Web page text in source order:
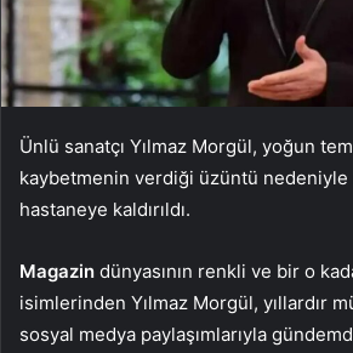
Ünlü sanatçı Yılmaz Morgül, yoğun
kaybetmenin verdiği üzüntü nedeniyle
hastaneye kaldırıldı.
Magazin dünyasının renkli ve bir o
isimlerinden Yılmaz Morgül, yıllardır
sosyal medya paylaşımlarıyla